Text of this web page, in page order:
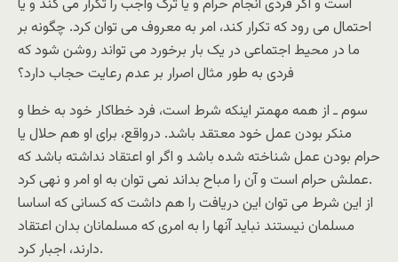
است و اگر فردی انجام حرام و يا ترک واجب را تکرار می کند و يا
احتمال می رود که تکرار کند، امر به معروف می توان کرد. چگونه بر
ما در محيط اجتماعی در يک بار برخورد می تواند روشن شود که
فردی به طور مثال اصرار بر عدم رعايت حجاب دارد؟
سوم ـ از همه مهمتر اينکه شرط است، فرد خطاکار خود به خطا و
منکر بودن عمل خود معتقد باشد. درواقع، برای او هم حلال يا
حرام بودن عمل شناخته شده باشد و اگر او اعتقاد نداشته باشد که
عملش حرام است و آن را مباح بداند نمی توان به او امر و نهی کرد.
از اين شرط می توان اين دريافت را هم داشت که کسانی که اساسا
مسلمان نيستند نبايد آنها را به امری که مسلمانان بدان اعتقاد
دارند، اجبار کرد.